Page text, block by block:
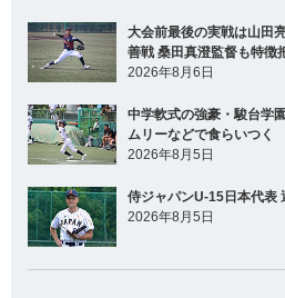
大会前最後の実戦は山田
善戦 桑田真澄監督も特徴
2026年8月6日
中学軟式の強豪・駿台学
ムリーなどで食らいつく
2026年8月5日
侍ジャパンU-15日本代表
2026年8月5日